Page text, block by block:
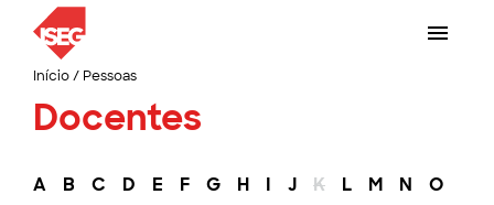
Início/ Pessoas
Docentes
A B C D E F G H I J K L M N O